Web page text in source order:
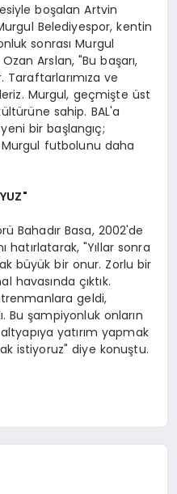
boşalan Artvin
Belediyespor, kentin
sonrası Murgul
Arslan, "Bu başarı,
Taraftarlarımıza ve
Murgul, geçmişte üst
sahip. BAL'a
bir başlangıç;
Murgul futbolunu daha
Bahadır Basa, 2002'de
hatırlatarak, "Yıllar sonra
büyük bir onur. Zorlu bir
havasında çıktık.
geldi,
Bu şampiyonluk onların
yatırım yapmak
istiyoruz" diye konuştu.